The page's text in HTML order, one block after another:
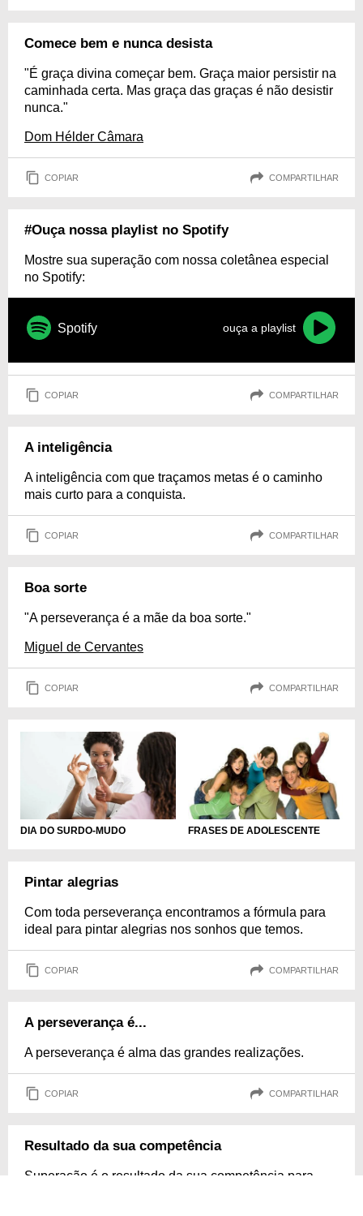
Comece bem e nunca desista
"É graça divina começar bem. Graça maior persistir na
caminhada certa. Mas graça das graças é não desistir
nunca."
Dom Hélder Câmara
COPIAR COMPARTILHAR
#Ouça nossa playlist no Spotify
Mostre sua superação com nossa coletânea especial
no Spotify:
Spotify ouça a playlist
COPIAR COMPARTILHAR
A inteligência
A inteligência com que traçamos metas é o caminho
mais curto para a conquista.
COPIAR COMPARTILHAR
Boa sorte
"A perseverança é a mãe da boa sorte."
Miguel de Cervantes
COPIAR COMPARTILHAR
DIA DO SURDO-MUDO FRASES DE ADOLESCENTE
Pintar alegrias
Com toda perseverança encontramos a fórmula para
ideal para pintar alegrias nos sonhos que temos.
COPIAR COMPARTILHAR
A perseverança é...
A perseverança é alma das grandes realizações.
COPIAR COMPARTILHAR
Resultado da sua competência
Superação é o resultado da sua competência para